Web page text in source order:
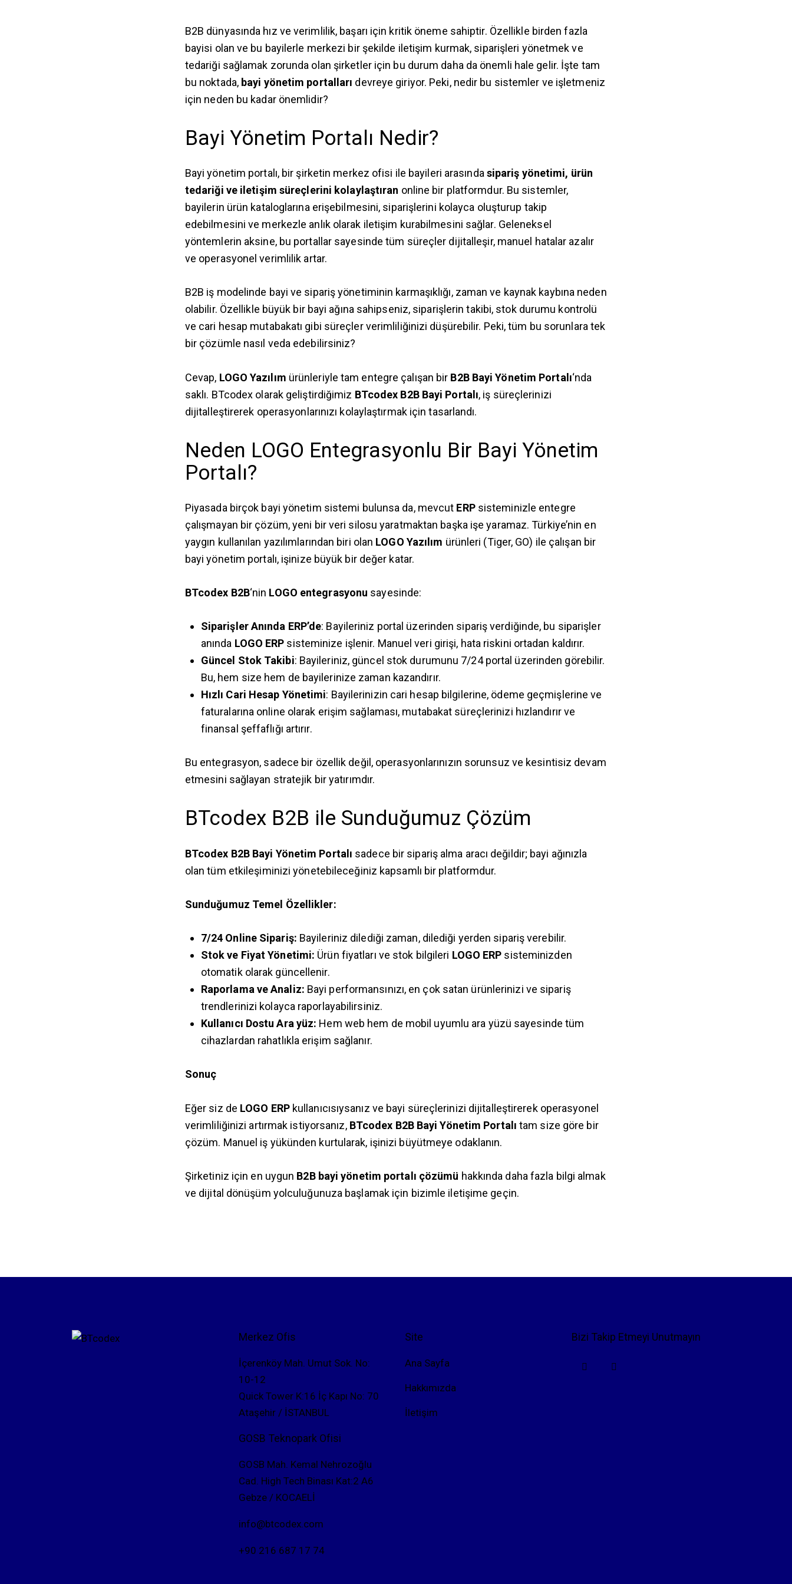
B2B dünyasında hız ve verimlilik, başarı için kritik öneme sahiptir. Özellikle birden fazla
bayisi olan ve bu bayilerle merkezi bir şekilde iletişim kurmak, siparişleri yönetmek ve
tedariği sağlamak zorunda olan şirketler için bu durum daha da önemli hale gelir. İşte tam
bu noktada, bayi yönetim portalları devreye giriyor. Peki, nedir bu sistemler ve işletmeniz
için neden bu kadar önemlidir?
Bayi Yönetim Portalı Nedir?
Bayi yönetim portalı, bir şirketin merkez ofisi ile bayileri arasında sipariş yönetimi, ürün
tedariği ve iletişim süreçlerini kolaylaştıran online bir platformdur. Bu sistemler,
bayilerin ürün kataloglarına erişebilmesini, siparişlerini kolayca oluşturup takip
edebilmesini ve merkezle anlık olarak iletişim kurabilmesini sağlar. Geleneksel
yöntemlerin aksine, bu portallar sayesinde tüm süreçler dijitalleşir, manuel hatalar azalır
ve operasyonel verimlilik artar.
B2B iş modelinde bayi ve sipariş yönetiminin karmaşıklığı, zaman ve kaynak kaybına neden
olabilir. Özellikle büyük bir bayi ağına sahipseniz, siparişlerin takibi, stok durumu kontrolü
ve cari hesap mutabakatı gibi süreçler verimliliğinizi düşürebilir. Peki, tüm bu sorunlara tek
bir çözümle nasıl veda edebilirsiniz?
Cevap, LOGO Yazılım ürünleriyle tam entegre çalışan bir B2B Bayi Yönetim Portalı‘nda
saklı. BTcodex olarak geliştirdiğimiz BTcodex B2B Bayi Portalı, iş süreçlerinizi
dijitalleştirerek operasyonlarınızı kolaylaştırmak için tasarlandı.
Neden LOGO Entegrasyonlu Bir Bayi Yönetim
Portalı?
Piyasada birçok bayi yönetim sistemi bulunsa da, mevcut ERPsisteminizle entegre
çalışmayan bir çözüm, yeni bir veri silosu yaratmaktan başka işe yaramaz. Türkiye’nin en
yaygın kullanılan yazılımlarından biri olan LOGO Yazılım ürünleri (Tiger, GO) ile çalışan bir
bayi yönetim portalı, işinize büyük bir değer katar.
BTcodex B2B‘nin LOGO entegrasyonu sayesinde:
Siparişler Anında ERP’de: Bayileriniz portal üzerinden sipariş verdiğinde, bu siparişler
anında LOGO ERP sisteminize işlenir. Manuel veri girişi, hata riskini ortadan kaldırır.
Güncel Stok Takibi: Bayileriniz, güncel stok durumunu 7/24 portal üzerinden görebilir.
Bu, hem size hem de bayilerinize zaman kazandırır.
Hızlı Cari Hesap Yönetimi: Bayilerinizin cari hesap bilgilerine, ödeme geçmişlerine ve
faturalarına online olarak erişim sağlaması, mutabakat süreçlerinizi hızlandırır ve
finansal şeffaflığı artırır.
Bu entegrasyon, sadece bir özellik değil, operasyonlarınızın sorunsuz ve kesintisiz devam
etmesini sağlayan stratejik bir yatırımdır.
BTcodex B2B ile Sunduğumuz Çözüm
BTcodex B2B Bayi Yönetim Portalı sadece bir sipariş alma aracı değildir; bayi ağınızla
olan tüm etkileşiminizi yönetebileceğiniz kapsamlı bir platformdur.
Sunduğumuz Temel Özellikler:
7/24 Online Sipariş: Bayileriniz dilediği zaman, dilediği yerden sipariş verebilir.
Stok ve Fiyat Yönetimi: Ürün fiyatları ve stok bilgileri LOGO ERP sisteminizden
otomatik olarak güncellenir.
Raporlama ve Analiz: Bayi performansınızı, en çok satan ürünlerinizi ve sipariş
trendlerinizi kolayca raporlayabilirsiniz.
Kullanıcı Dostu Ara yüz: Hem web hem de mobil uyumlu ara yüzü sayesinde tüm
cihazlardan rahatlıkla erişim sağlanır.
Sonuç
Eğer siz de LOGO ERPkullanıcısıysanız ve bayi süreçlerinizi dijitalleştirerek operasyonel
verimliliğinizi artırmak istiyorsanız, BTcodex B2B Bayi Yönetim Portalı tam size göre bir
çözüm. Manuel iş yükünden kurtularak, işinizi büyütmeye odaklanın.
Şirketiniz için en uygun B2B bayi yönetim portalı çözümü hakkında daha fazla bilgi almak
ve dijital dönüşüm yolculuğunuza başlamak için bizimle iletişime geçin.
Merkez Ofis
İçerenköy Mah. Umut Sok. No:
10-12
Quick Tower K:16 İç Kapı No: 70
Ataşehir / İSTANBUL
GOSB Teknopark Ofisi
GOSB Mah. Kemal Nehrozoğlu
Cad. High Tech Binası Kat:2 A6
Gebze / KOCAELİ
info@btcodex.com
+90 216 687 17 74
Site
Ana Sayfa
Hakkımızda
İletişim
Bizi Takip Etmeyi Unutmayın